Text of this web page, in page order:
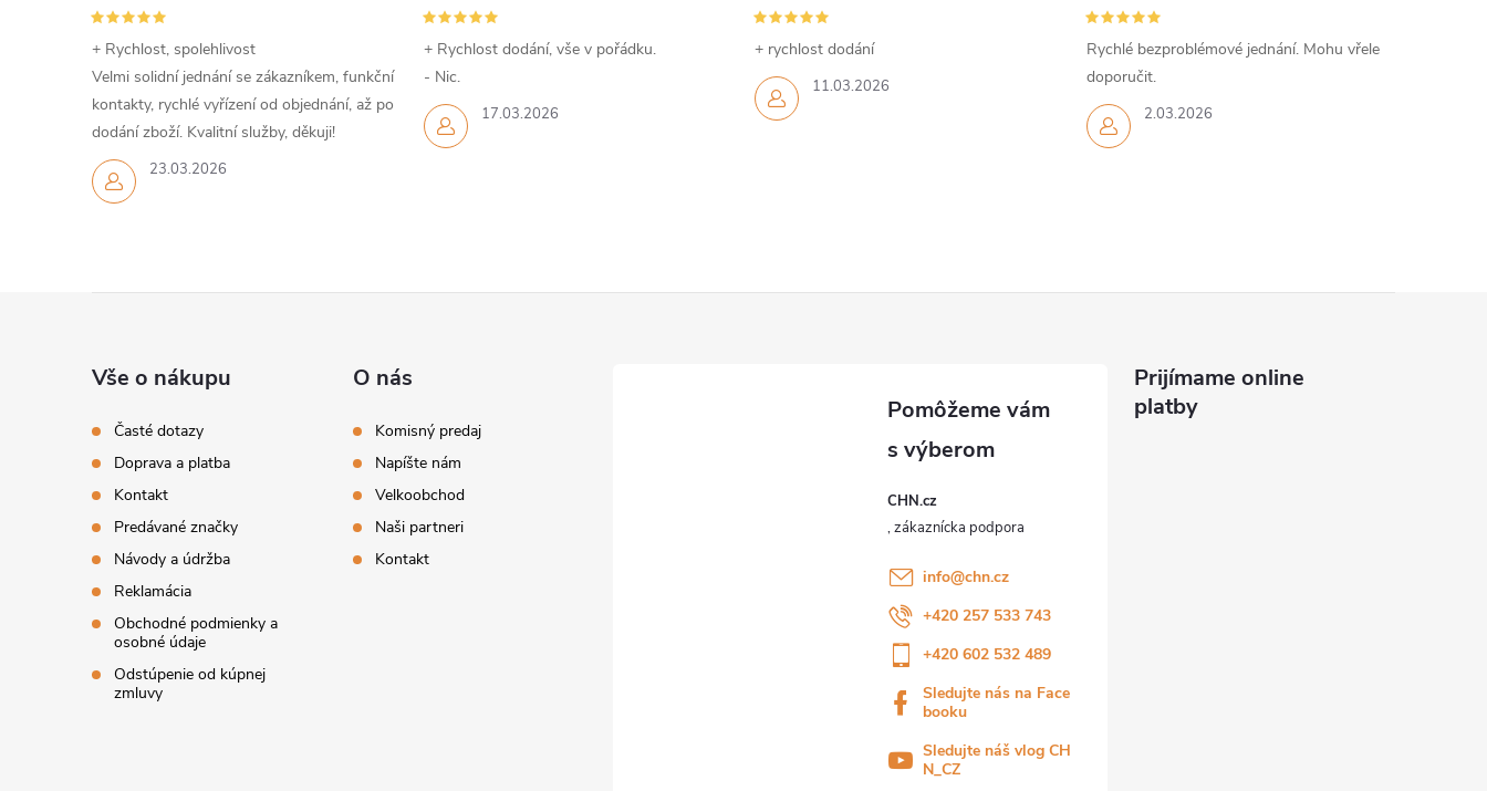
i
e
p
r
v
p
i
s
u
23.03.2026
+ Rychlost, spolehlivost
Velmi solidní jednání se zákazníkem, funkční
kontakty, rychlé vyřízení od objednání, až po
dodání zboží. Kvalitní služby, děkuji!
17.03.2026
+ Rychlost dodání, vše v pořádku.
- Nic.
11.03.2026
+ rychlost dodání
2.03.2026
Rychlé bezproblémové jednání. Mohu vřele
doporučit.
Vše o nákupu
Časté dotazy
Doprava a platba
Kontakt
Predávané značky
Návody a údržba
Reklamácia
Obchodné podmienky a
osobné údaje
Odstúpenie od kúpnej
zmluvy
O nás
Komisný predaj
Napíšte nám
Velkoobchod
Naši partneri
Kontakt
CHN.cz
info@chn.cz
+420 257 533 743
+420 602 532 489
Sledujte nás na Face
booku
Sledujte náš vlog CH
N_CZ
Prijímame online
platby